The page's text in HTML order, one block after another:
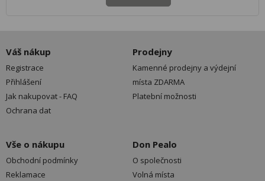
Váš nákup
Registrace
Přihlášení
Jak nakupovat - FAQ
Ochrana dat
Prodejny
Kamenné prodejny a výdejní
místa ZDARMA
Platební možnosti
Vše o nákupu
Obchodní podmínky
Reklamace
Don Pealo
O společnosti
Volná místa